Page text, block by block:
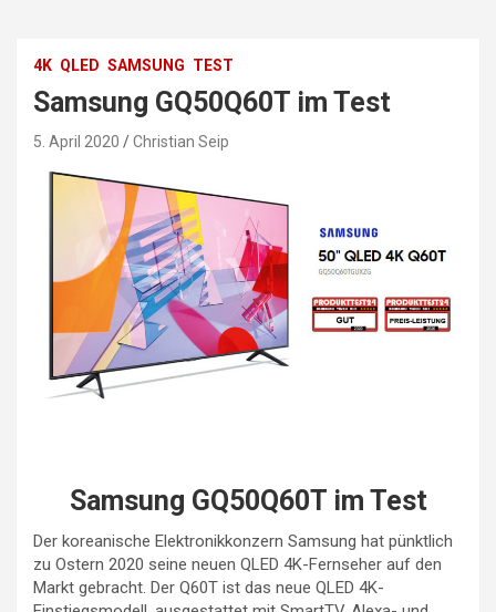
4K QLED SAMSUNG TEST
Samsung GQ50Q60T im Test
5. April 2020 Christian Seip
Samsung GQ50Q60T im Test
Der koreanische Elektronikkonzern Samsung hat pünktlich
zu Ostern 2020 seine neuen QLED 4K-Fernseher auf den
Markt gebracht. Der Q60T ist das neue QLED 4K-